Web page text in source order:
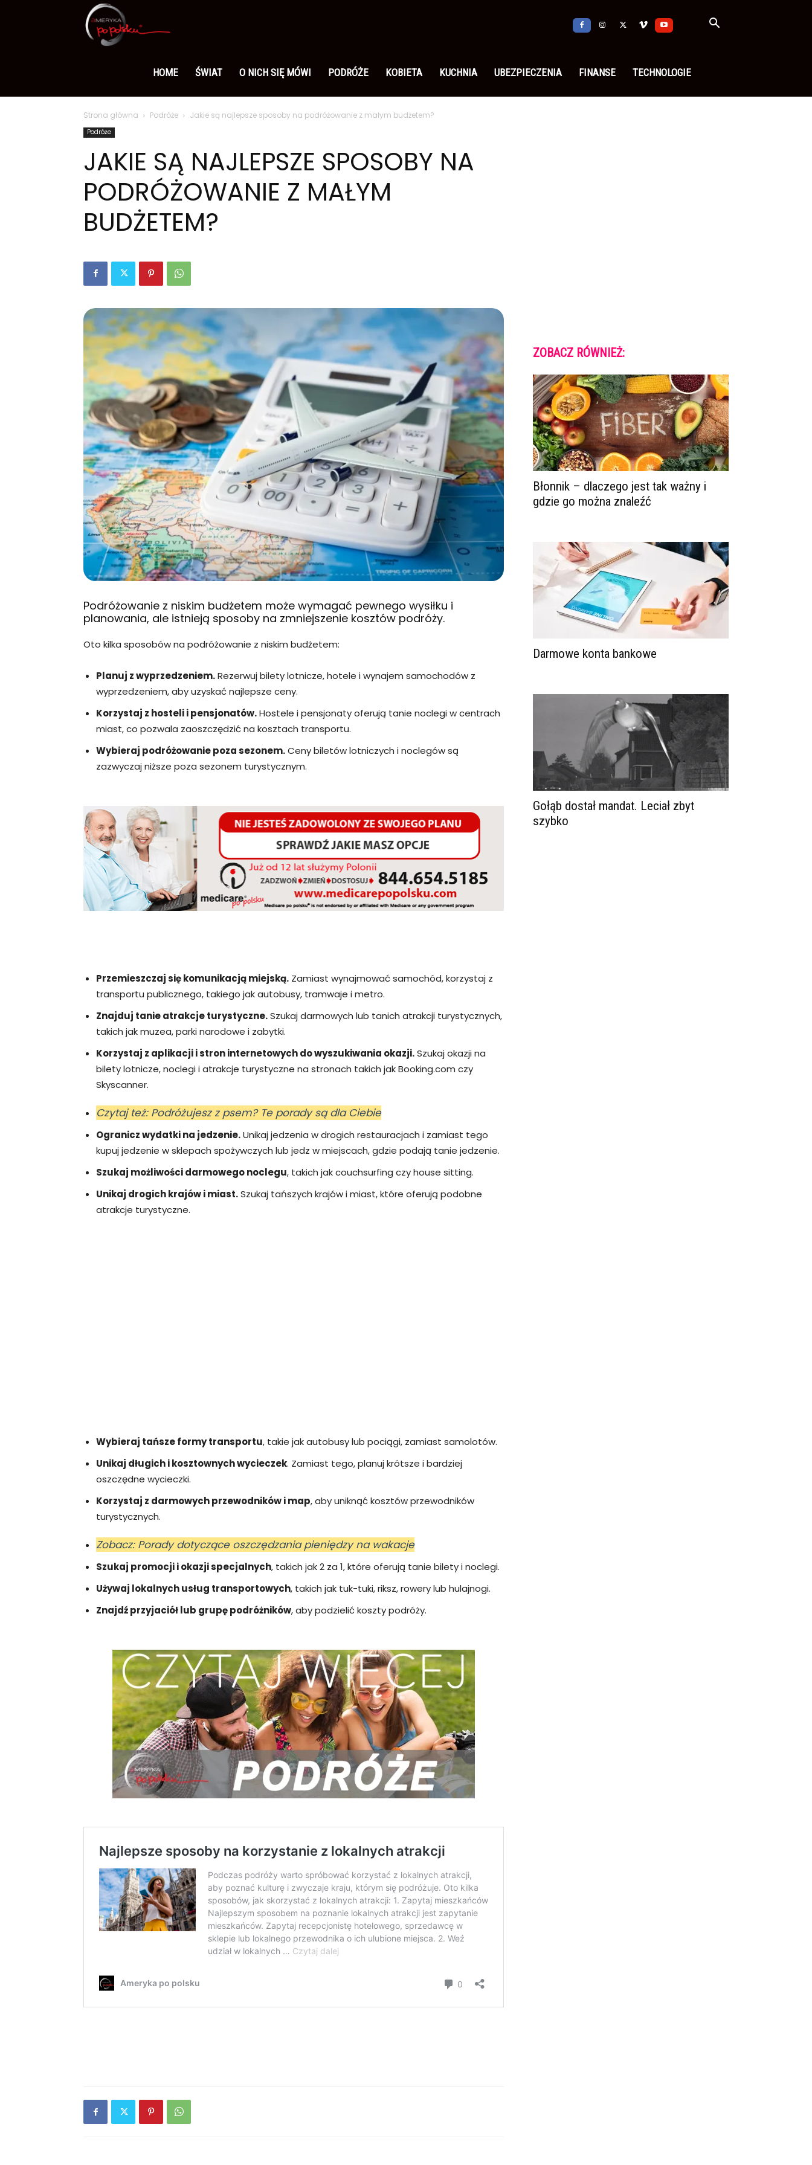
po
polsku
HOME ŚWIAT O NICH SIĘ MÓWI PODRÓŻE KOBIETA KUCHNIA UBEZPIECZENIA FINANSE TECHNOLOGIE
Strona główna Podróże Jakie są najlepsze sposoby na podróżowanie z małym budżetem?
Podróże
JAKIE SĄ NAJLEPSZE SPOSOBY NA
PODRÓŻOWANIE Z MAŁYM
BUDŻETEM?
Podróżowanie z niskim budżetem może wymagać pewnego wysiłku i
planowania, ale istnieją sposoby na zmniejszenie kosztów podróży.
Oto kilka sposobów na podróżowanie z niskim budżetem:
Planuj z wyprzedzeniem.Rezerwuj bilety lotnicze, hotele i wynajem samochodów z
wyprzedzeniem, aby uzyskać najlepsze ceny.
Korzystaj z hosteli i pensjonatów.Hostele i pensjonaty oferują tanie noclegi w centrach
miast, co pozwala zaoszczędzić na kosztach transportu.
Wybieraj podróżowanie poza sezonem.Ceny biletów lotniczych i noclegów są
zazwyczaj niższe poza sezonem turystycznym.
Przemieszczaj się komunikacją miejską. Zamiast wynajmować samochód, korzystaj z
transportu publicznego, takiego jak autobusy, tramwaje i metro.
Znajduj tanie atrakcje turystyczne.Szukaj darmowych lub tanich atrakcji turystycznych,
takich jak muzea, parki narodowe i zabytki.
Korzystaj z aplikacji i stron internetowych do wyszukiwania okazji.Szukaj okazji na
bilety lotnicze, noclegi i atrakcje turystyczne na stronach takich jak Booking.com czy
Skyscanner.
Czytaj też: Podróżujesz z psem? Te porady są dla Ciebie
Ogranicz wydatki na jedzenie.Unikaj jedzenia w drogich restauracjach i zamiast tego
kupuj jedzenie w sklepach spożywczych lub jedz w miejscach, gdzie podają tanie jedzenie.
Szukaj możliwości darmowego noclegu, takich jak couchsurfing czy house sitting.
Unikaj drogich krajów i miast.Szukaj tańszych krajów i miast, które oferują podobne
atrakcje turystyczne.
Wybieraj tańsze formy transportu, takie jak autobusy lub pociągi, zamiast samolotów.
Unikaj długich i kosztownych wycieczek. Zamiast tego, planuj krótsze i bardziej
oszczędne wycieczki.
Korzystaj z darmowych przewodników i map, aby uniknąć kosztów przewodników
turystycznych.
Zobacz: Porady dotyczące oszczędzania pieniędzy na wakacje
Szukaj promocji i okazji specjalnych, takich jak 2 za 1, które oferują tanie bilety i noclegi.
Używaj lokalnych usług transportowych, takich jak tuk-tuki, riksz, rowery lub hulajnogi.
Znajdź przyjaciół lub grupę podróżników, aby podzielić koszty podróży.
ZOBACZ RÓWNIEŻ:
Błonnik – dlaczego jest tak ważny i
gdzie go można znaleźć
Darmowe konta bankowe
Gołąb dostał mandat. Leciał zbyt
szybko